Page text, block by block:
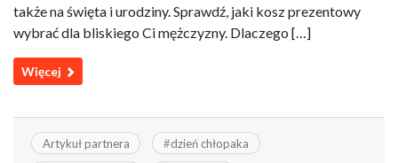
także na święta i urodziny. Sprawdź, jaki kosz prezentowy
wybrać dla bliskiego Ci mężczyzny. Dlaczego […]
Więcej
Artykuł partnera #dzień chłopaka